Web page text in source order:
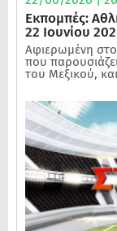
Εκπομπές:
22 Ιουνίου
Αφιερωμένη στο
που
του Μεξικού,